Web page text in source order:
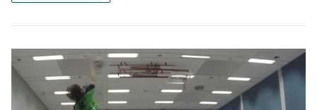
Kontaktformular
Über die Mannschaft
Kontaktformular
Senioren Mixed
Über die Mannschaft
Fotos